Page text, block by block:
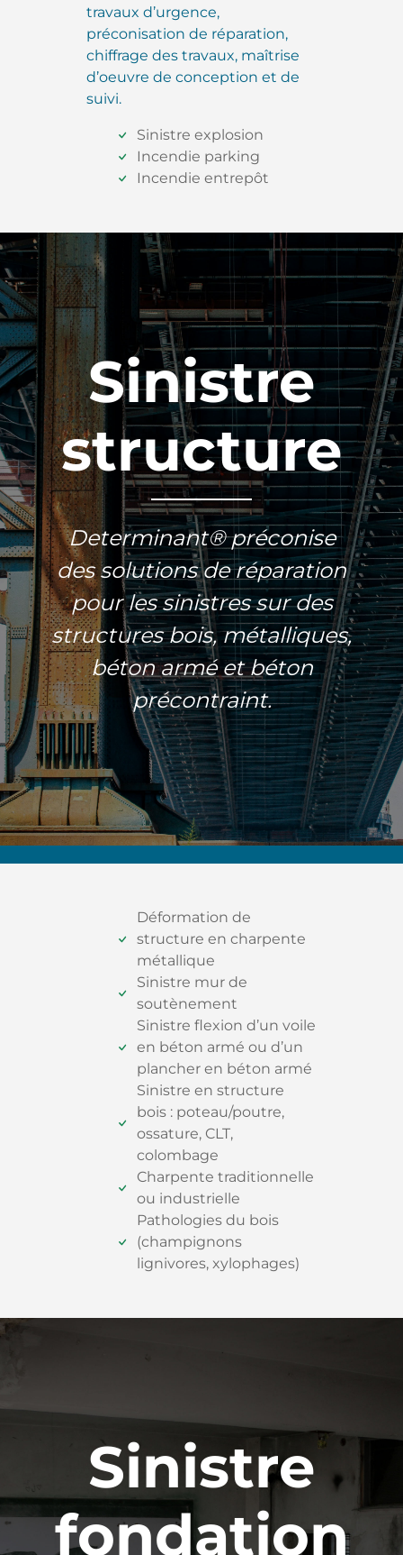
travaux d’urgence,
préconisation de réparation,
chiffrage des travaux, maîtrise
d’oeuvre de conception et de
suivi.
Sinistre explosion
Incendie parking
Incendie entrepôt
Sinistre
structure
Determinant® préconise
des solutions de réparation
pour les sinistres sur des
structures bois, métalliques,
béton armé et béton
précontraint.
Déformation de
structure en charpente
métallique
Sinistre mur de
soutènement
Sinistre flexion d’un voile
en béton armé ou d’un
plancher en béton armé
Sinistre en structure
bois : poteau/poutre,
ossature, CLT,
colombage
Charpente traditionnelle
ou industrielle
Pathologies du bois
(champignons
lignivores, xylophages)
Sinistre
fondation